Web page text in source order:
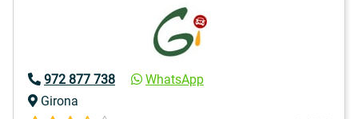
972 877 738
WhatsApp
Girona